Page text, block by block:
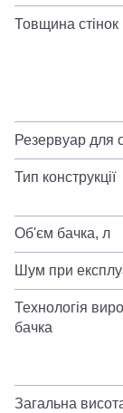
Товщина
Резервуар для
Тип конструкції
Об'єм бачка, л
Шум при
Технологія
бачка
Загальна